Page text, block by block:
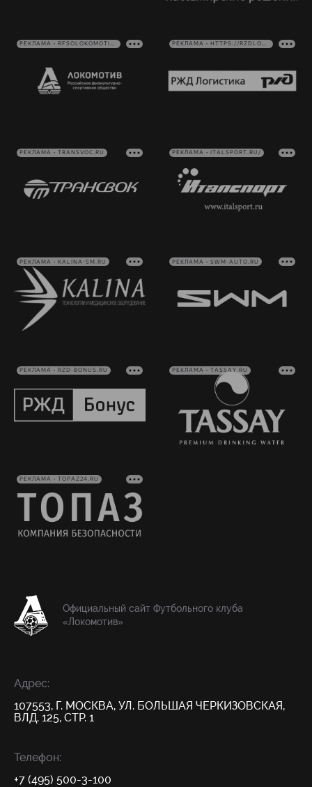
РЕКЛАМА • RFSOLOKOMOTIV.RU РЕКЛАМА • HTTPS://RZDLOG.RU/
РЕКЛАМА • TRANSVOC.RU РЕКЛАМА • ITALSPORT.RU/
РЕКЛАМА • KALINA-SM.RU РЕКЛАМА • SWM-AUTO.RU
РЕКЛАМА • RZD-BONUS.RU РЕКЛАМА • TASSAY.RU
РЕКЛАМА • TOPAZ24.RU
Официальный сайт Футбольного клуба
«Локомотив»
Адрес:
107553, Г. МОСКВА, УЛ. БОЛЬШАЯ ЧЕРКИЗОВСКАЯ,
ВЛД. 125, СТР. 1
Телефон:
+7 (495) 500-3-100